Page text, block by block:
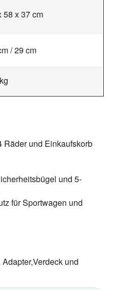
58 x 37 cm
/ 29 cm
und Einkaufskorb
und 5-
für Sportwagen und
und